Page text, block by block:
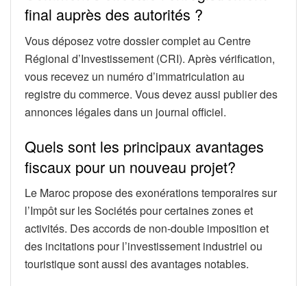
final auprès des autorités ?
Vous déposez votre dossier complet au Centre
Régional d’Investissement (CRI). Après vérification,
vous recevez un numéro d’immatriculation au
registre du commerce. Vous devez aussi publier des
annonces légales dans un journal officiel.
Quels sont les principaux avantages
fiscaux pour un nouveau projet?
Le Maroc propose des exonérations temporaires sur
l’Impôt sur les Sociétés pour certaines zones et
activités. Des accords de non-double imposition et
des incitations pour l’investissement industriel ou
touristique sont aussi des avantages notables.